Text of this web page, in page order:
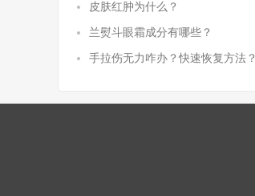
皮肤红肿为什么？
兰熨斗眼霜成分有哪些？
手拉伤无力咋办？快速恢复方法？